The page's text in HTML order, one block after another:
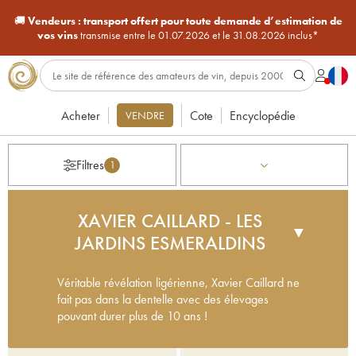
🚚Vendeurs : transport offert pour toute demande d’estimation de
vos vinstransmise entre le 01.07.2026 et le 31.08.2026 inclus*
Acheter VENDRE Cote Encyclopédie
Filtres 1
XAVIER CAILLARD - LES
JARDINS ESMERALDINS
▼
Véritable révélation ligérienne, Xavier Caillard ne
fait pas dans la dentelle avec des élevages
pouvant durer plus de 10 ans !